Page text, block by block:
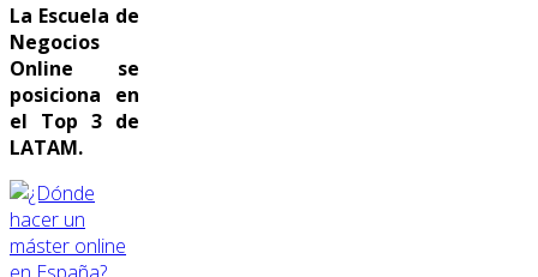
La Escuela de
Negocios
Online se
posiciona en
el Top 3 de
LATAM.